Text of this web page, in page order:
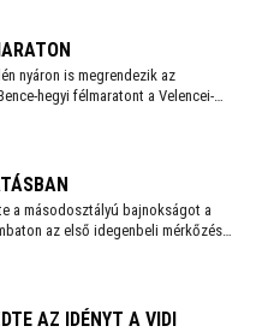
küzd meg a serlegért. A
jegyek már
nyáron is megrendezik az
hegyi félmaratont a Velencei-
futáson több táv közül is
a másodosztályú bajnokságot a
az első idegenbeli mérkőzés
Kazincbarcika otthonában.
AZ IDÉNYT A VIDI